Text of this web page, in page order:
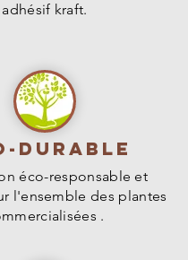
adhésif kraft.
durable
éco-responsable et
l'ensemble des plantes
.